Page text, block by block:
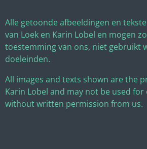
Alle getoonde afbeeldingen en
van Loek en Karin Lobel en mogen
toestemming van ons, niet gebruikt
doeleinden.
All images and texts shown are the
Karin Lobel and may not be used
without written permission from us.